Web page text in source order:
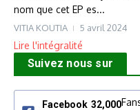
nom que cet EP es...
VITIA KOUTIA 5 avril 2024
Lire l'intégralité
Suivez nous sur
Facebook 32,000